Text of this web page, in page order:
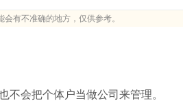
有不准确的地方，仅供参考。
不会把个体户当做公司来管理。